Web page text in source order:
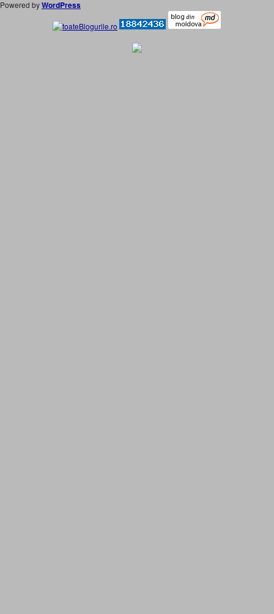
Powered byWordPress